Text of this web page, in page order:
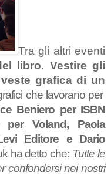
Tra gli altri eventi
libro. Vestire gli
grafica di un
che lavorano per
Beniero per ISBN
per Voland, Paola
Editore e Dario
ha detto che: Tutte le
confondersi nei nostri